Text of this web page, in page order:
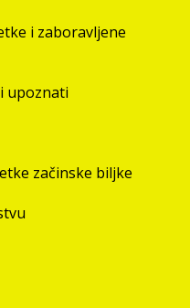
i zaboravljene
upoznati
začinske biljke